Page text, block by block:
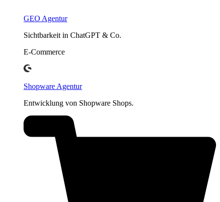
GEO Agentur
Sichtbarkeit in ChatGPT & Co.
E-Commerce
Shopware Agentur
Entwicklung von Shopware Shops.